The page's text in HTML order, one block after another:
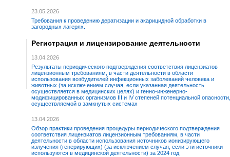
23.05.2026
Требования к проведению дератизации и акарицидной обработки в
загородных лагерях.
Регистрация и лицензирование деятельности
13.04.2026
Результаты периодического подтверждения соответствия лицензиатов
лицензионным требованиям, в части деятельности в области
использования возбудителей инфекционных заболеваний человека и
животных (за исключением случая, если указанная деятельность
осуществляется в медицинских целях) и генно-инженерно-
модифицированных организмов III и IV степеней потенциальной опасности,
осуществляемой в замкнутых системах
13.04.2026
Обзор практики проведения процедуры периодического подтверждения
соответствия лицензиатов лицензионным требованиям, в части
деятельности в области использования источников ионизирующего
излучения (генерирующих) (за исключением случая, если эти источники
используются в медицинской деятельности) за 2024 год